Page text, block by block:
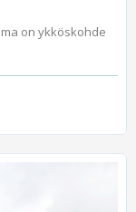
on ykköskohde